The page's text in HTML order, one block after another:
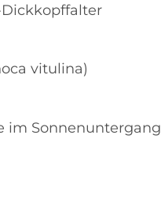
vitulina)
im Sonnenuntergang